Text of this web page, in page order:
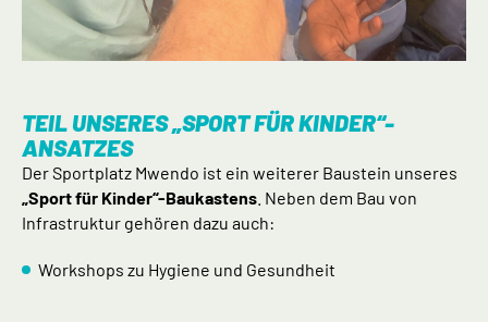
TEIL UNSERES „SPORT FÜR KINDER“-
ANSATZES
Der Sportplatz Mwendo ist ein weiterer Baustein unseres
„Sport für Kinder“-Baukastens . Neben dem Bau von
Infrastruktur gehören dazu auch:
Workshops zu Hygiene und Gesundheit